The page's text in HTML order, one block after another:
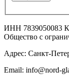
ИНН 7839050083
Общество с
Адрес: Санкт-
Email: info@nord-